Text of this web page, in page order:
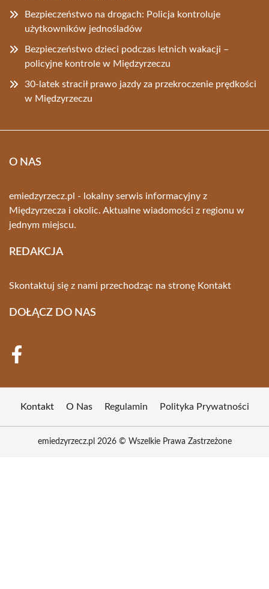
Bezpieczeństwo na drogach: Policja kontroluje
użytkowników jednośladów
Bezpieczeństwo dzieci podczas letnich wakacji –
policyjne kontrole w Międzyrzeczu
30-latek stracił prawo jazdy za przekroczenie prędkości
w Międzyrzeczu
O NAS
emiedzyrzecz.pl - lokalny serwis informacyjny z
Międzyrzecza i okolic. Aktualne wiadomości z regionu w
jednym miejscu.
REDAKCJA
Skontaktuj się z nami przechodząc na stronę Kontakt
DOŁĄCZ DO NAS
Kontakt O Nas Regulamin Polityka Prywatności
emiedzyrzecz.pl 2026 © Wszelkie Prawa Zastrzeżone